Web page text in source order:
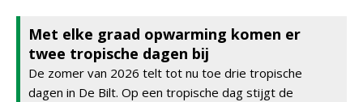
Met elke graad opwarming komen er
twee tropische dagen bij
De zomer van 2026 telt tot nu toe drie tropische
dagen in De Bilt. Op een tropische dag stijgt de